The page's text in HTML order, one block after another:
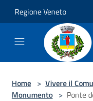
Regione Veneto
Home > Vivere il
Monumento > Ponte